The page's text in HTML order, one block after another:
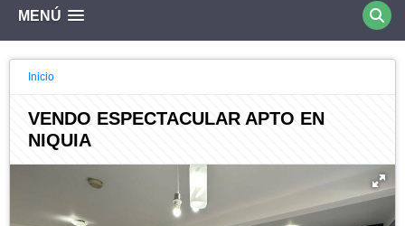
MENÚ
Inicio
VENDO ESPECTACULAR APTO EN
NIQUIA